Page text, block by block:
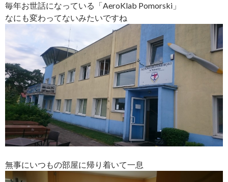
毎年お世話になっている「AeroKlab Pomorski」
なにも変わってないみたいですね
無事にいつもの部屋に帰り着いて一息